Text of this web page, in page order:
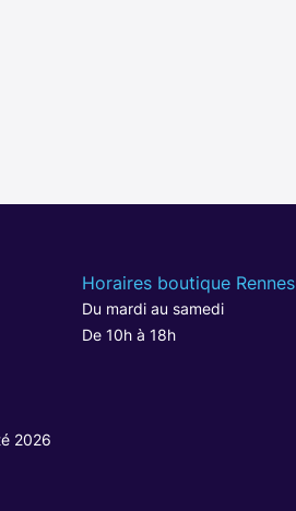
2026
Horaires boutique Rennes
Du mardi au samedi
De 10h à 18h